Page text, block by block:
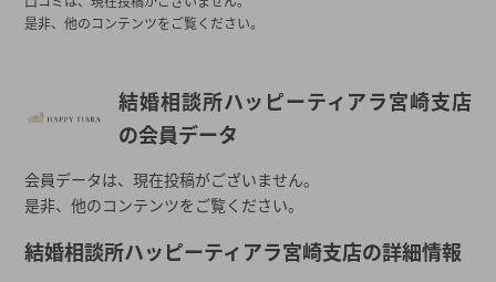
是非、他のコンテンツをご覧ください。
結婚相談所ハッピーティアラ宮崎支店
の会員データ
会員データは、現在投稿がございません。
是非、他のコンテンツをご覧ください。
結婚相談所ハッピーティアラ宮崎支店の詳細情報